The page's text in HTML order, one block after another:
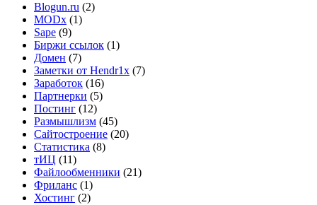
Blogun.ru (2)
MODx (1)
Sape (9)
Биржи ссылок (1)
Домен (7)
Заметки от Hendr1x (7)
Заработок (16)
Партнерки (5)
Постинг (12)
Размышлизм (45)
Сайтостроение (20)
Статистика (8)
тИЦ (11)
Файлообменники (21)
Фриланс (1)
Хостинг (2)